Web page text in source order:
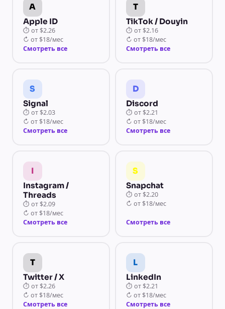
A
Apple ID
⏱ от $2.26
↻ от $18/мес
Смотреть все
T
TikTok / Douyin
⏱ от $2.16
↻ от $18/мес
Смотреть все
S
Signal
⏱ от $2.03
↻ от $18/мес
Смотреть все
D
Discord
⏱ от $2.21
↻ от $18/мес
Смотреть все
I
Instagram /
Threads
⏱ от $2.09
↻ от $18/мес
Смотреть все
S
Snapchat
⏱ от $2.20
↻ от $18/мес
Смотреть все
T
Twitter / X
⏱ от $2.26
↻ от $18/мес
Смотреть все
L
LinkedIn
⏱ от $2.21
↻ от $18/мес
Смотреть все